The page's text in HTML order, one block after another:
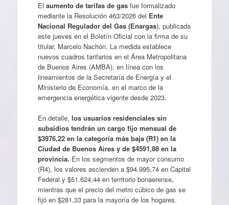
El aumento de tarifas de gas fue formalizado
mediante la Resolución 463/2026 del Ente
Nacional Regulador del Gas (Enargas), publicada
este jueves en el Boletín Oficial con la firma de su
titular, Marcelo Nachón. La medida establece
nuevos cuadros tarifarios en el Área Metropolitana
de Buenos Aires (AMBA), en línea con los
lineamientos de la Secretaría de Energía y el
Ministerio de Economía, en el marco de la
emergencia energética vigente desde 2023.
En detalle, los usuarios residenciales sin
subsidios tendrán un cargo fijo mensual de
$3976,22 en la categoría más baja (R1) en la
Ciudad de Buenos Aires y de $4591,88 en la
provincia. En los segmentos de mayor consumo
(R4), los valores ascienden a $94.995,74 en Capital
Federal y $51.624,44 en territorio bonaerense,
mientras que el precio del metro cúbico de gas se
fijó en $281,33 para la mayoría de los hogares.